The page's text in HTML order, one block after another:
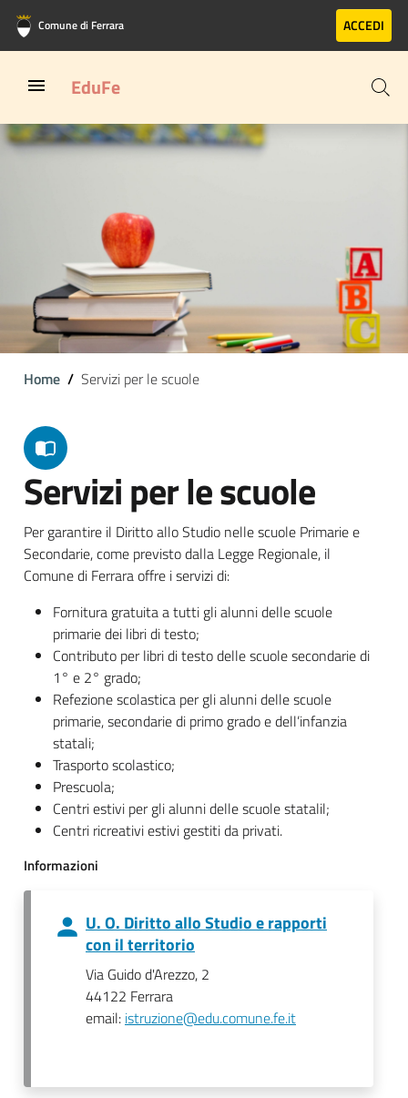
Vai al contenuto principale
Vai al footer
Comune di Ferrara ACCEDI
EduFe
Home Servizi per le scuole
Servizi per le scuole
Per garantire il Diritto allo Studio nelle scuole Primarie e
Secondarie, come previsto dalla Legge Regionale, il
Comune di Ferrara offre i servizi di:
Fornitura gratuita a tutti gli alunni delle scuole
primarie dei libri di testo;
Contributo per libri di testo delle scuole secondarie di
1° e 2° grado;
Refezione scolastica per gli alunni delle scuole
primarie, secondarie di primo grado e dell’infanzia
statali;
Trasporto scolastico;
Prescuola;
Centri estivi per gli alunni delle scuole statalil;
Centri ricreativi estivi gestiti da privati.
Informazioni
U. O. Diritto allo Studio e rapporti
con il territorio
Via Guido d'Arezzo, 2
44122 Ferrara
email: istruzione@edu.comune.fe.it